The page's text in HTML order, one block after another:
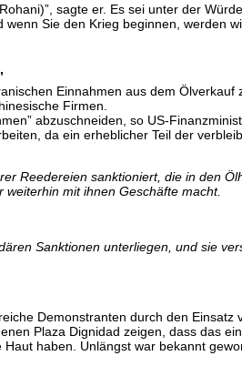
sagte er. Es sei unter der
Sie den Krieg beginnen, werden
Einnahmen aus dem
Firmen.
abzuschneiden, so US-
da ein erheblicher Teil der
Reedereien sanktioniert, die in den
mit ihnen Geschäfte macht.
Sanktionen unterliegen, und sie
Demonstranten durch den Einsatz
Plaza Dignidad zeigen, dass das
haben. Unlängst war bekannt